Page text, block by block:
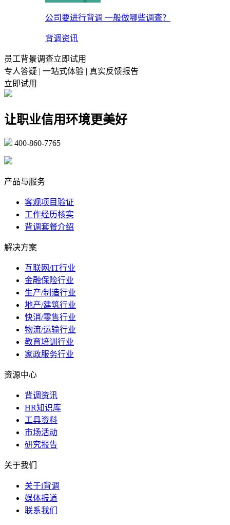
公司要进行背调 一般做哪些调查？
背调资讯
员工背景调查立即试用
专人答疑 | 一站式体验 | 真实反馈报告
立即试用
让职业信用环境更美好
400-860-7765
产品与服务
客观项目验证
工作经历核实
背调套餐介绍
解决方案
互联网/IT行业
金融保险行业
生产/制造行业
地产/建筑行业
快消/零售行业
物流/运输行业
教育培训行业
家政服务行业
资源中心
背调资讯
HR知识库
工具资料
市场活动
研究报告
关于我们
关于i背调
媒体报道
联系我们